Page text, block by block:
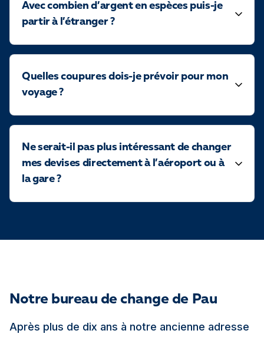
Avec combien d’argent en espèces puis-je
partir à l’étranger ?
Quelles coupures dois-je prévoir pour mon
voyage ?
Ne serait-il pas plus intéressant de changer
mes devises directement à l’aéroport ou à
la gare ?
Notre bureau de change de Pau
Après plus de dix ans à notre ancienne adresse